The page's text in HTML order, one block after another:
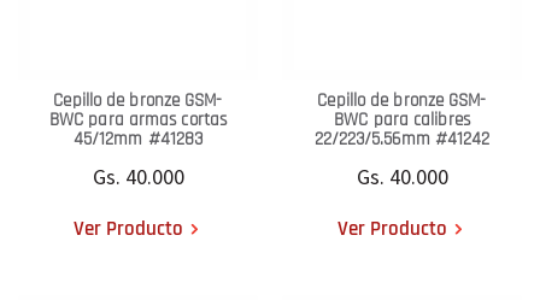
Cepillo de bronze GSM-
BWC para armas cortas
45/12mm #41283
Gs. 40.000
Ver Producto
Cepillo de bronze GSM-
BWC para calibres
22/223/5.56mm #41242
Gs. 40.000
Ver Producto